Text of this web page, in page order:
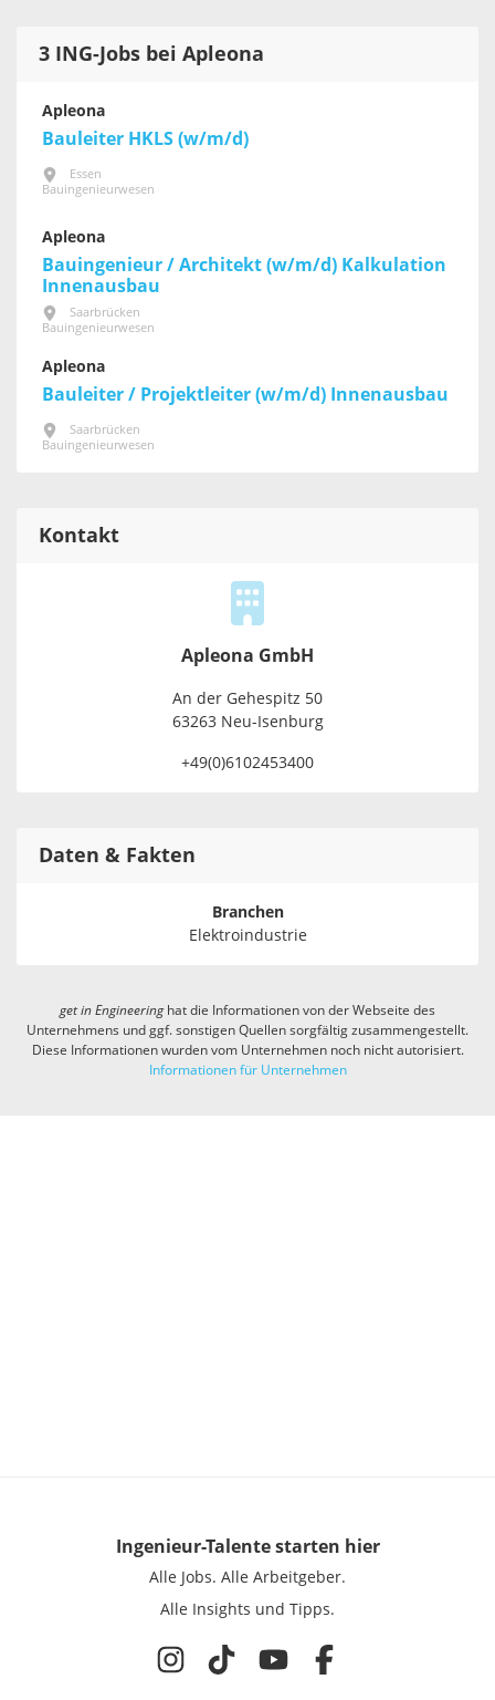
3 ING-Jobs bei Apleona
Apleona
Bauleiter HKLS (w/m/d)
Essen
Bauingenieurwesen
Apleona
Bauingenieur / Architekt (w/m/d) Kalkulation
Innenausbau
Saarbrücken
Bauingenieurwesen
Apleona
Bauleiter / Projektleiter (w/m/d) Innenausbau
Saarbrücken
Bauingenieurwesen
Kontakt
Apleona GmbH
An der Gehespitz 50
63263 Neu-Isenburg
+49(0)6102453400
Daten & Fakten
Branchen
Elektroindustrie
get in Engineeringhat die Informationen von der Webseite des
Unternehmens und ggf. sonstigen Quellen sorgfältig zusammengestellt.
Diese Informationen wurden vom Unternehmen noch nicht autorisiert.
Informationen für Unternehmen
Ingenieur-Talentestarten hier
Alle Jobs. Alle Arbeitgeber.
Alle Insights und Tipps.